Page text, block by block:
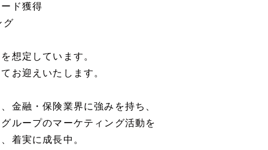
ド獲得
グ
想定しています。
お迎えいたします。
金融・保険業界に強みを持ち、
ループのマーケティング活動を
着実に成長中。